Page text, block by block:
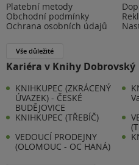
Platební metody
Obchodní podmínky
Ochrana osobních údajů
Vše důležité
Kariéra v Knihy Dobrovský
KNIHKUPEC (ZKRÁCENÝ
ÚVAZEK) - ČESKÉ
BUDĚJOVICE
KNIHKUPEC (TŘEBÍČ)
VEDOUCÍ PRODEJNY
(OLOMOUC - OC HANÁ)